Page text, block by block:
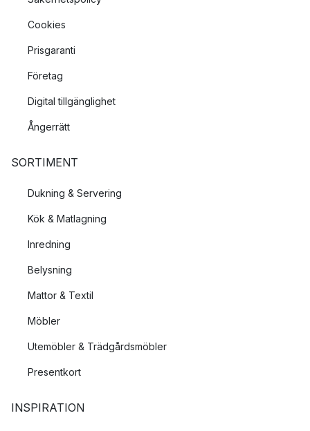
Cookies
Prisgaranti
Företag
Digital tillgänglighet
Ångerrätt
SORTIMENT
Dukning & Servering
Kök & Matlagning
Inredning
Belysning
Mattor & Textil
Möbler
Utemöbler & Trädgårdsmöbler
Presentkort
INSPIRATION